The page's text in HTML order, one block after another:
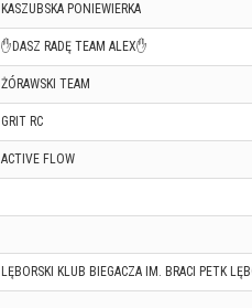
KASZUBSKA PONIEWIERKA
✋DASZ RADĘ TEAM ALEX✋
ŻÓRAWSKI TEAM
GRIT RC
ACTIVE FLOW
LĘBORSKI KLUB BIEGACZA IM. BRACI PETK